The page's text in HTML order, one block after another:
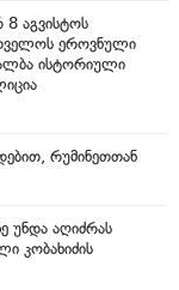
8 აგვისტოს
ეროვნული
ისტორიული
რუმინეთთან
უნდა აღიძრას
კობახიძის